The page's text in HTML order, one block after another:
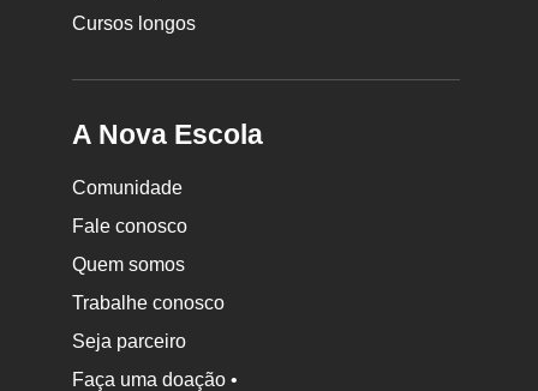
Cursos longos
A Nova Escola
Comunidade
Fale conosco
Quem somos
Trabalhe conosco
Seja parceiro
Faça uma doação •